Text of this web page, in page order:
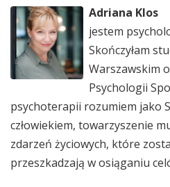
Adriana Klos
jestem
Skończyłam
Warszawskim
Psychologii
psychoterapii rozumiem jako
człowiekiem, towarzyszenie
zdarzeń życiowych, które
przeszkadzają w osiąganiu